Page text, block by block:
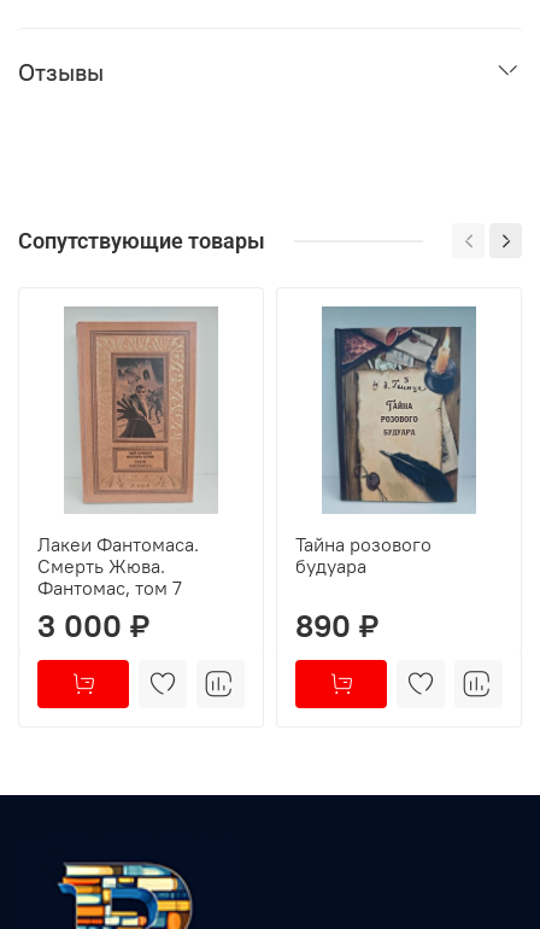
Отзывы
Сопутствующие товары
Лакеи Фантомаса.
Смерть Жюва.
Фантомас, том 7
3 000 ₽
Тайна розового
будуара
890 ₽